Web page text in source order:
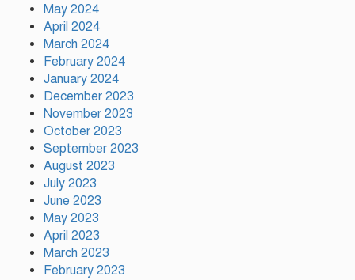
May 2024
April 2024
March 2024
February 2024
January 2024
December 2023
November 2023
October 2023
September 2023
August 2023
July 2023
June 2023
May 2023
April 2023
March 2023
February 2023